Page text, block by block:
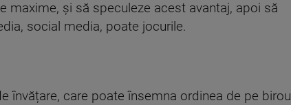
maxime, și să speculeze acest avantaj, apoi să
social media, poate jocurile.
care poate însemna ordinea de pe biroul